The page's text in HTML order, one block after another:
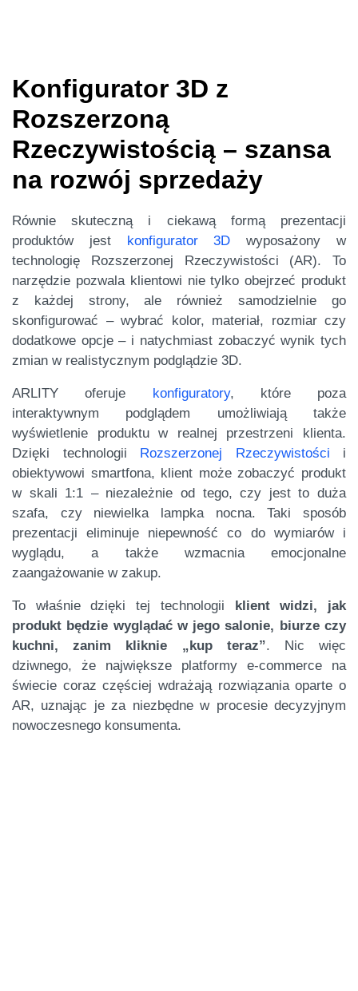
Konfigurator 3D z
Rozszerzoną
Rzeczywistością – szansa
na rozwój sprzedaży
Równie skuteczną i ciekawą formą prezentacji
produktów jest konfigurator 3D wyposażony w
technologię Rozszerzonej Rzeczywistości (AR). To
narzędzie pozwala klientowi nie tylko obejrzeć produkt
z każdej strony, ale również samodzielnie go
skonfigurować – wybrać kolor, materiał, rozmiar czy
dodatkowe opcje – i natychmiast zobaczyć wynik tych
zmian w realistycznym podglądzie 3D.
ARLITY oferuje konfiguratory, które poza
interaktywnym podglądem umożliwiają także
wyświetlenie produktu w realnej przestrzeni klienta.
Dzięki technologii Rozszerzonej Rzeczywistości i
obiektywowi smartfona, klient może zobaczyć produkt
w skali 1:1 – niezależnie od tego, czy jest to duża
szafa, czy niewielka lampka nocna. Taki sposób
prezentacji eliminuje niepewność co do wymiarów i
wyglądu, a także wzmacnia emocjonalne
zaangażowanie w zakup.
To właśnie dzięki tej technologii klient widzi, jak
produkt będzie wyglądać w jego salonie, biurze czy
kuchni, zanim kliknie „kup teraz”. Nic więc
dziwnego, że największe platformy e-commerce na
świecie coraz częściej wdrażają rozwiązania oparte o
AR, uznając je za niezbędne w procesie decyzyjnym
nowoczesnego konsumenta.